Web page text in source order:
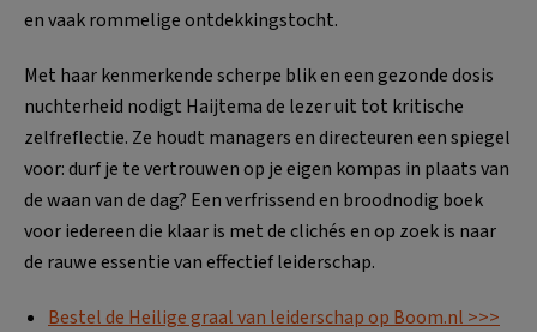
en vaak rommelige ontdekkingstocht.
Met haar kenmerkende scherpe blik en een gezonde dosis
nuchterheid nodigt Haijtema de lezer uit tot kritische
zelfreflectie. Ze houdt managers en directeuren een spiegel
voor: durf je te vertrouwen op je eigen kompas in plaats van
de waan van de dag? Een verfrissend en broodnodig boek
voor iedereen die klaar is met de clichés en op zoek is naar
de rauwe essentie van effectief leiderschap.
Bestel de Heilige graal van leiderschap op Boom.nl >>>